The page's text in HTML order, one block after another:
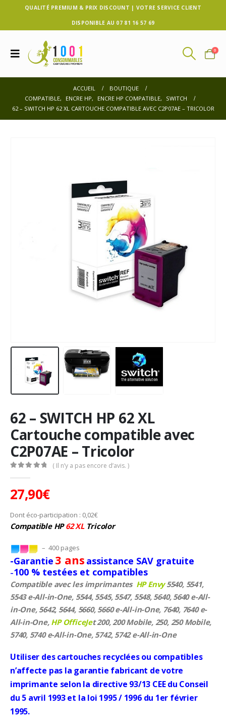
QUALITÉ PREMIUM & PRIX DISCOUNT | VOTRE SERVICE CLIENT
DISPONIBLE AU 07 81 16 57 69
0
ACCUEIL
BOUTIQUE
COMPATIBLE, ENCRE HP, ENCRE HP COMPATIBLE,
SWITCH
62 – SWITCH HP 62 XL CARTOUCHE COMPATIBLE AVEC C2P07AE – TRICOLOR
62 – SWITCH HP 62 XL
Cartouche compatible avec
C2P07AE – Tricolor
( Il n’y a pas encore d’avis. )
27,90€
Dont éco-participation : 0,02€
Compatible HP62 XL Tricolor
– 400 pages
-Garantie 3 ans assistance SAV gratuite
–100 % testées et compatibles
Compatible avec les imprimantes HP Envy5540, 5541,
5543 e-All-in-One, 5544, 5545, 5547, 5548, 5640, 5640 e-All-
in-One, 5642, 5644, 5660, 5660 e-All-in-One, 7640, 7640 e-
All-in-One, HP OfficeJet 200, 200 Mobile, 250, 250 Mobile,
5740, 5740 e-All-in-One, 5742, 5742 e-All-in-One
Utiliser des cartouches recyclées ou compatibles
n’affecte pas la garantie fabricant de votre
imprimante selon la directive 93/13 CEE du Conseil
du 5 avril 1993 et la loi 1995 / 1996 du 1er février
1995.